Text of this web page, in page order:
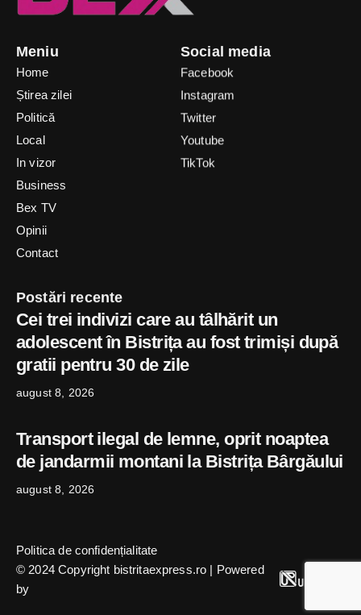
Meniu
Home
Știrea zilei
Politică
Local
In vizor
Business
Bex TV
Opinii
Contact
Social media
Facebook
Instagram
Twitter
Youtube
TikTok
Postări recente
Cei trei indivizi care au tâlhărit un
adolescent în Bistrița au fost trimiși după
gratii pentru 30 de zile
august 8, 2026
Transport ilegal de lemne, oprit noaptea
de jandarmii montani la Bistrița Bârgăului
august 8, 2026
© 2024 Copyright bistritaexpress.ro | Powered
by
Politica de confidențialitate